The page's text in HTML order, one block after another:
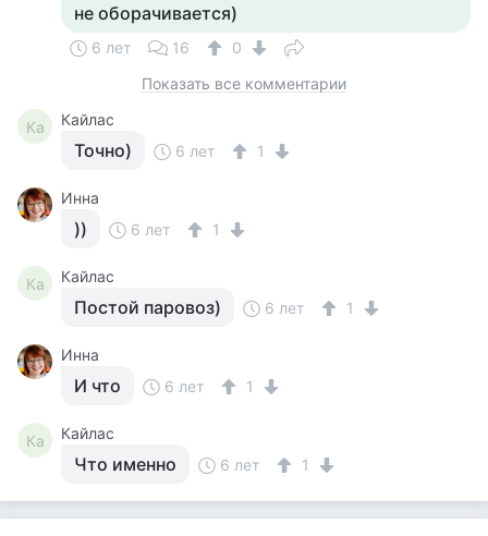
не оборачивается)
6 лет 16
0
Показать все комментарии
Ка Кайлас
Точно) 6 лет 1
Инна
)) 6 лет 1
Ка Кайлас
Постой паровоз) 6 лет 1
Инна
И что 6 лет 1
Ка Кайлас
Что именно 6 лет 1